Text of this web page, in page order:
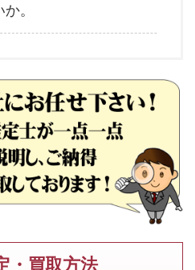
。
・買取方法